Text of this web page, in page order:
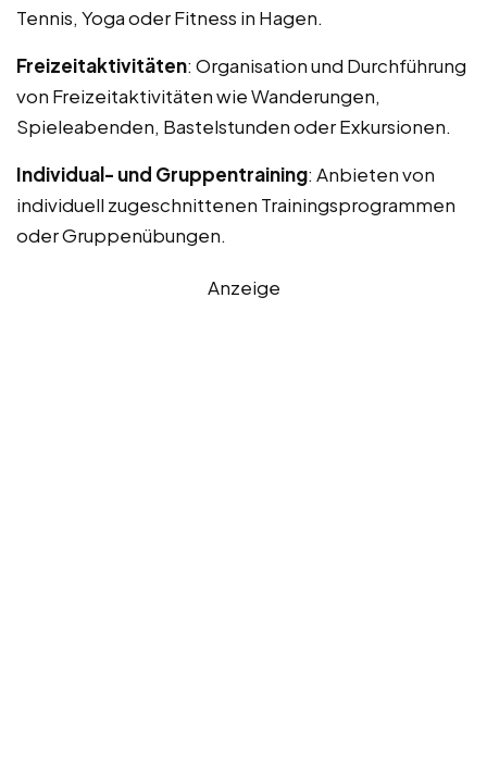
Tennis, Yoga oder Fitness in Hagen.
Freizeitaktivitäten: Organisation und Durchführung
von Freizeitaktivitäten wie Wanderungen,
Spieleabenden, Bastelstunden oder Exkursionen.
Individual- und Gruppentraining: Anbieten von
individuell zugeschnittenen Trainingsprogrammen
oder Gruppenübungen.
Anzeige